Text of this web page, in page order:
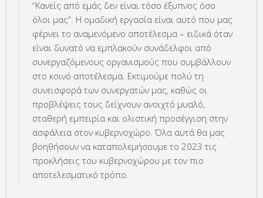
“Κανείς από εμάς δεν είναι τόσο έξυπνος όσο
όλοι μας”. Η ομαδική εργασία είναι αυτό που μας
φέρνει το αναμενόμενο αποτέλεσμα – ειδικά όταν
είναι δυνατό να εμπλακούν συνάδελφοι από
συνεργαζόμενους οργανισμούς που συμβάλλουν
στο κοινό αποτέλεσμα. Εκτιμούμε πολύ τη
συνεισφορά των συνεργατών μας, καθώς οι
προβλέψεις τους δείχνουν ανοιχτό μυαλό,
σταθερή εμπειρία και ολιστική προσέγγιση στην
ασφάλεια στον κυβερνοχώρο. Όλα αυτά θα μας
βοηθήσουν να καταπολεμήσουμε το 2023 τις
προκλήσεις του κυβερνοχώρου με τον πιο
αποτελεσματικό τρόπο.